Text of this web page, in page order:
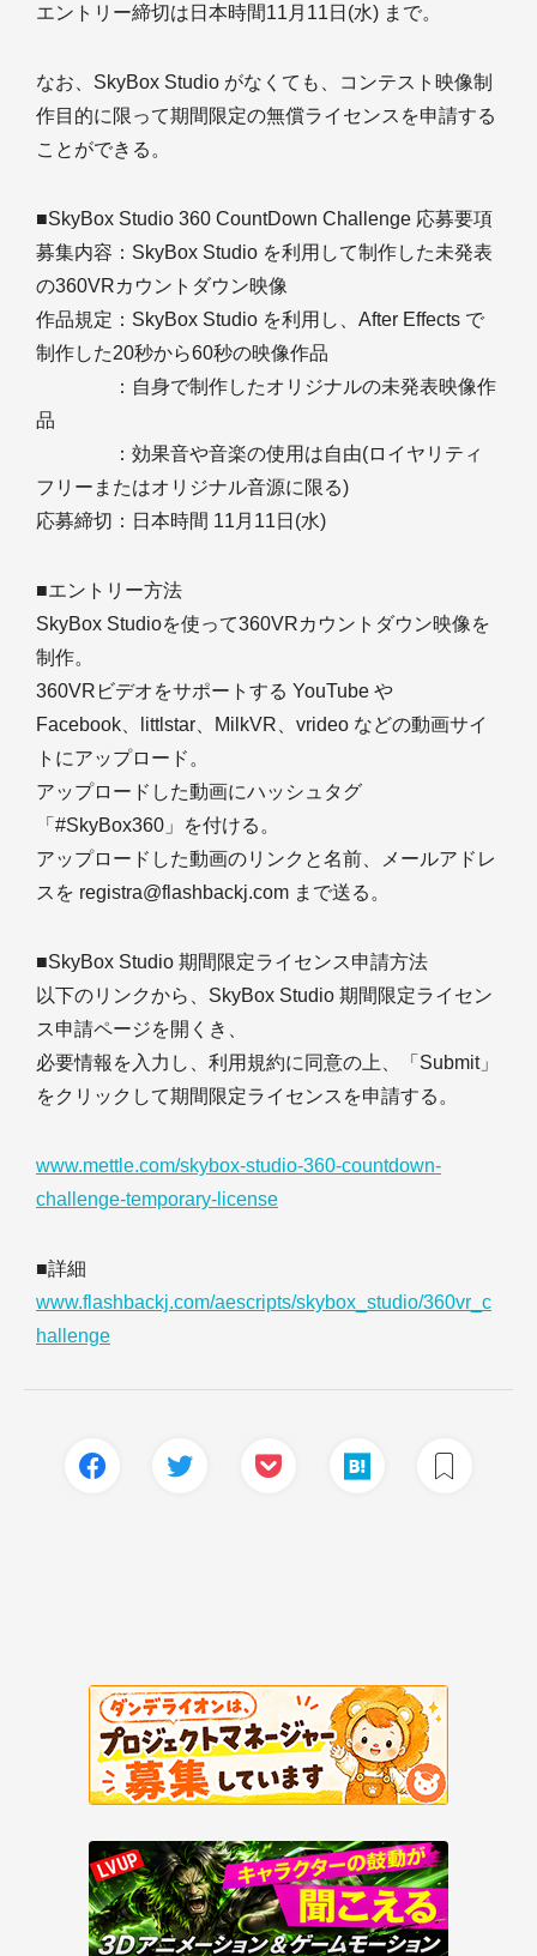
エントリー締切は日本時間11月11日(水) まで。
なお、SkyBox Studio がなくても、コンテスト映像制
作目的に限って期間限定の無償ライセンスを申請する
ことができる。
■SkyBox Studio 360 CountDown Challenge 応募要項
募集内容：SkyBox Studio を利用して制作した未発表
の360VRカウントダウン映像
作品規定：SkyBox Studio を利用し、After Effects で
制作した20秒から60秒の映像作品
：自身で制作したオリジナルの未発表映像作
品
：効果音や音楽の使用は自由(ロイヤリティ
フリーまたはオリジナル音源に限る)
応募締切：日本時間 11月11日(水)
■エントリー方法
SkyBox Studioを使って360VRカウントダウン映像を
制作。
360VRビデオをサポートする YouTube や
Facebook、littlstar、MilkVR、vrideo などの動画サイ
トにアップロード。
アップロードした動画にハッシュタグ
「#SkyBox360」を付ける。
アップロードした動画のリンクと名前、メールアドレ
スを registra@flashbackj.com まで送る。
■SkyBox Studio 期間限定ライセンス申請方法
以下のリンクから、SkyBox Studio 期間限定ライセン
ス申請ページを開くき、
必要情報を入力し、利用規約に同意の上、「Submit」
をクリックして期間限定ライセンスを申請する。
www.mettle.com/skybox-studio-360-countdown-
challenge-temporary-license
■詳細
www.flashbackj.com/aescripts/skybox_studio/360vr_c
hallenge